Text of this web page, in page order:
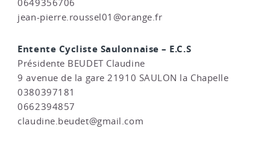
0649356706
jean-pierre.roussel01@orange.fr
Entente Cycliste Saulonnaise – E.C.S
Présidente BEUDET Claudine
9 avenue de la gare 21910 SAULON la Chapelle
0380397181
0662394857
claudine.beudet@gmail.com